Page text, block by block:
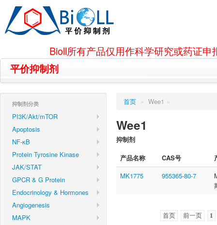
Bioll所有产品仅用作科学研究或药证
平价抑制剂
抑制剂分类
PI3K/Akt/mTOR
Apoptosis
NF-κB
Protein Tyrosine Kinase
JAK/STAT
GPCR & G Protein
Endocrinology & Hormones
Angiogenesis
MAPK
首页 » Wee1 »
Wee1
抑制剂
产品名称
CAS号
MK1775
955365-80-7
首页 前一页 1